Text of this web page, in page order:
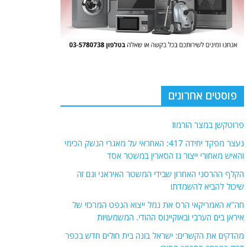
פוסטים אחרונים
פרוטקשן במצר הורמוז
נעצר מפקד יחידה 417: האחראי על מאגרי הנשק הכימי
והאיש מאחורי ייצור גז הסארין במשטר אסד
הקלף ההרסני האחרון שבידי המשטר האיראני וגם זה
שיכול להביא להשמדתו
חה"א האמריקאי הרס את נמל ייצוא הנפט המרכזי של
איראן בים הערבי ובאוקיינוס ההודי. המשמעויות
מהדקים את הקשרים: ישראל בונה בית חולים חדש בכפר